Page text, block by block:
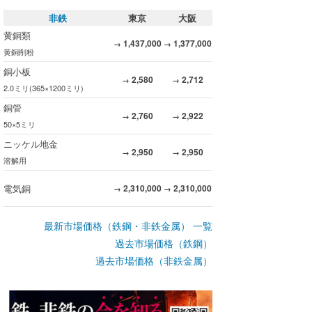
非鉄 東京
大阪
黄銅類
黄銅削粉
→ 1,437,000 → 1,377,000
銅小板
2.0ミリ(365×1200ミリ)
→ 2,580 → 2,712
銅管
50×5ミリ
→ 2,760 → 2,922
ニッケル地金
溶解用
→ 2,950 → 2,950
電気銅 → 2,310,000 → 2,310,000
最新市場価格（鉄鋼・非鉄金属） 一覧
過去市場価格（鉄鋼）
過去市場価格（非鉄金属）